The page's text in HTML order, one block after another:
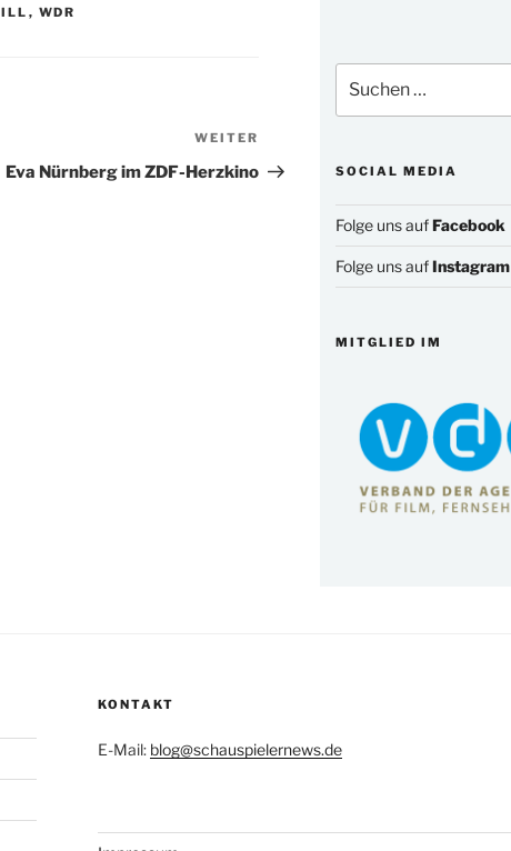
, WDR
Beitrag
WEITER
Eva Nürnberg im ZDF-Herzkino
nach:
SOCIAL MEDIA
Folge uns aufFacebook
Folge uns aufInstagram
MITGLIED IM
KONTAKT
E-Mail: blog@schauspielernews.de